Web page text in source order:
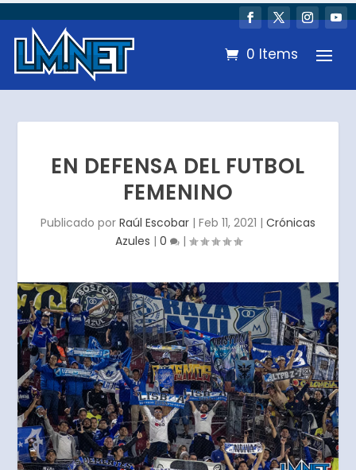
0 Items
EN DEFENSA DEL FUTBOL
FEMENINO
Publicado por Raúl Escobar | Feb 11, 2021 | Crónicas
Azules | 0 |